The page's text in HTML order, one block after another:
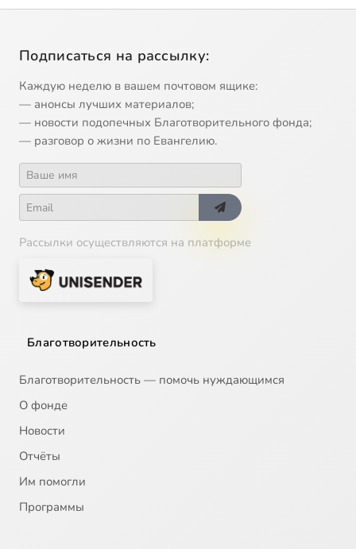
Подписаться на рассылку:
Каждую неделю в вашем почтовом ящике:
— анонсы лучших материалов;
— новости подопечных Благотворительного фонда;
— разговор о жизни по Евангелию.
Рассылки осуществляются на платформе
Благотворительность
Благотворительность — помочь нуждающимся
О фонде
Новости
Отчёты
Им помогли
Программы